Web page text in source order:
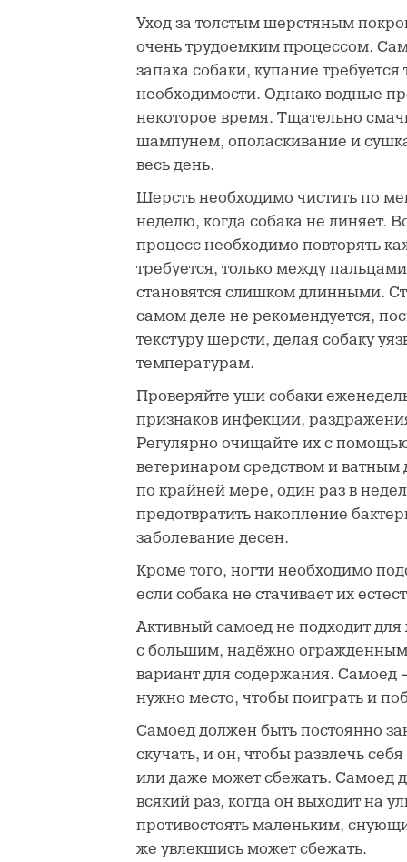
Уход за толстым шерстяным
очень трудоемким процессом.
запаха собаки, купание требуется
необходимости. Однако водные
некоторое время. Тщательно
шампунем, ополаскивание и
весь день.
Шерсть необходимо чистить по
неделю, когда собака не линяет.
процесс необходимо повторять
требуется, только между
становятся слишком длинными.
самом деле не рекомендуется,
текстуру шерсти, делая собаку
температурам.
Проверяйте уши собаки
признаков инфекции,
Регулярно очищайте их с
ветеринаром средством и ватным
по крайней мере, один раз в
предотвратить накопление
заболевание десен.
Кроме того, ногти необходимо
если собака не стачивает их
Активный самоед не подходит
с большим, надёжно
вариант для содержания. Самоед
нужно место, чтобы поиграть и
Самоед должен быть постоянно
скучать, и он, чтобы развлечь
или даже может сбежать. Самоед
всякий раз, когда он выходит на
противостоять маленьким,
же увлекшись может сбежать.